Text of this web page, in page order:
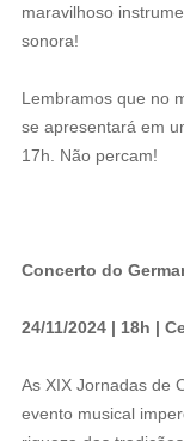
maravilhoso
sonora!
️Lembramos que no
se apresentará em
17h. Não percam!
Concerto do
24/11/2024 | 18h |
As XIX Jornadas de
evento musical